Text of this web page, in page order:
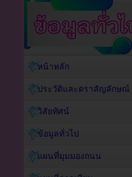
หน้าหลัก
ประวัติและตราสัญลักษณ์
วิสัยทัศน์
ข้อมูลทั่วไป
แผนที่มุมมองถนน